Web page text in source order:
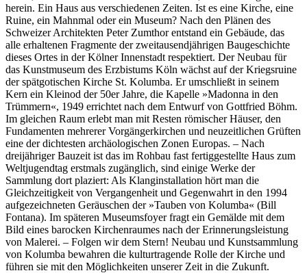
herein. Ein Haus aus verschiedenen Zeiten. Ist es eine Kirche, eine
Ruine, ein Mahnmal oder ein Museum? Nach den Plänen des
Schweizer Architekten Peter Zumthor entstand ein Gebäude, das
alle erhaltenen Fragmente der zweitausendjährigen Baugeschichte
dieses Ortes in der Kölner Innenstadt respektiert. Der Neubau für
das Kunstmuseum des Erzbistums Köln wächst auf der Kriegsruine
der spätgotischen Kirche St. Kolumba. Er umschließt in seinem
Kern ein Kleinod der 50er Jahre, die Kapelle »Madonna in den
Trümmern«, 1949 errichtet nach dem Entwurf von Gottfried Böhm.
Im gleichen Raum erlebt man mit Resten römischer Häuser, den
Fundamenten mehrerer Vorgängerkirchen und neuzeitlichen Grüften
eine der dichtesten archäologischen Zonen Europas. – Nach
dreijähriger Bauzeit ist das im Rohbau fast fertiggestellte Haus zum
Weltjugendtag erstmals zugänglich, sind einige Werke der
Sammlung dort plaziert: Als Klanginstallation hört man die
Gleichzeitigkeit von Vergangenheit und Gegenwahrt in den 1994
aufgezeichneten Geräuschen der »Tauben von Kolumba« (Bill
Fontana). Im späteren Museumsfoyer fragt ein Gemälde mit dem
Bild eines barocken Kirchenraumes nach der Erinnerungsleistung
von Malerei. – Folgen wir dem Stern! Neubau und Kunstsammlung
von Kolumba bewahren die kulturtragende Rolle der Kirche und
führen sie mit den Möglichkeiten unserer Zeit in die Zukunft.